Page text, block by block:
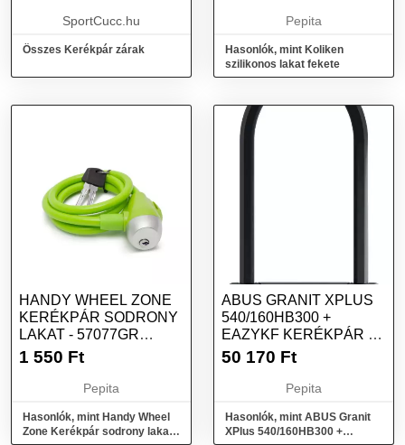
SportCucc.hu
Összes Kerékpár zárak
Pepita
Hasonlók, mint Koliken
szilikonos lakat fekete
HANDY WHEEL ZONE
KERÉKPÁR SODRONY
LAKAT - 57077GR
KERÉKPÁR ZÁR 12...
1 550 Ft
Pepita
Hasonlók, mint Handy Wheel
Zone Kerékpár sodrony lakat -
ABUS GRANIT XPLUS
540/160HB300 +
EAZYKF KERÉKPÁR U
LAKAT
50 170 Ft
Pepita
Hasonlók, mint ABUS Granit
XPlus 540/160HB300 +